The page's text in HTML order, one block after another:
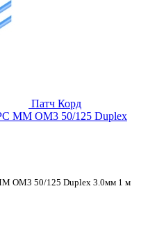
Патч Корд
MM OM3 50/125 Duplex
OM3 50/125 Duplex 3.0мм 1 м